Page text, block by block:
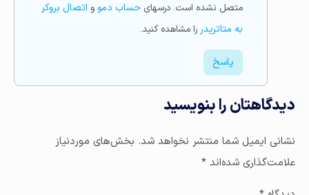
متصل نشده است. درسهای حساب دمو و اتصال بروکر
به متاتریدررا مشاهده کنید.
پاسخ
دیدگاهتان را بنویسید
نشانی ایمیل شما منتشر نخواهد شد. بخش‌های موردنیاز
علامت‌گذاری شده‌اند *